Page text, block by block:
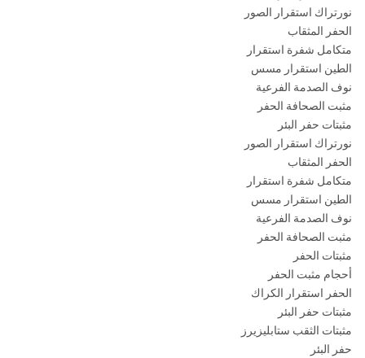
7/8
"
8 -
8
1/2
"
165
9 -
9
1/4
"
0.197
12 -
12
1/4
"
0.203
نورتراك استقرار الصور
الحفر المثقاب
متكامل شفرة استقرار
الطين استقرار مسس
نوف الصدمة الفرعية
مثبت الصحافة الحفر
مثبتات حفر البئر
نورتراك استقرار الصور
الحفر المثقاب
متكامل شفرة استقرار
الطين استقرار مسس
نوف الصدمة الفرعية
مثبت الصحافة الحفر
مثبتات الحفر
أحجام مثبت الحفر
الحفر استقرار الكراك
مثبتات حفر البئر
مثبتات الثقب ستابليزيرز
حفر البئر